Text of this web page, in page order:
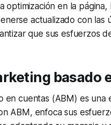
optimización en la
actualizado con las
que sus esfuerzos
basado
en cuentas (ABM) es
ABM, enfoca sus